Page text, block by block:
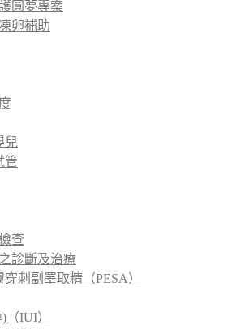
圓夢專案
卵補助
兒
管
查
診斷及治療
穿刺副睪取精（PESA）
（IUI）